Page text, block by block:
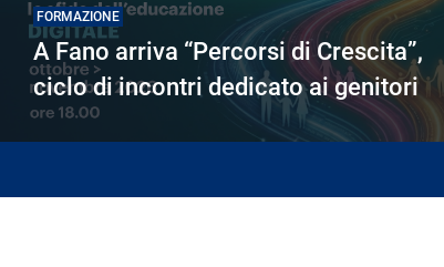
FORMAZIONE
A Fano arriva “Percorsi di Crescita”,
ciclo di incontri dedicato ai genitori